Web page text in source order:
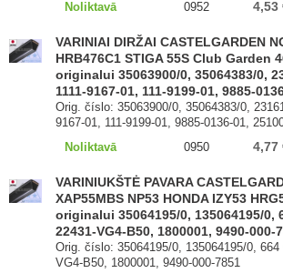
Noliktavā
0952 4,53
VARINIAI DIRŽAI CASTELGARDEN
HRB476C1 STIGA 55S Club Garden
originalui 35063900/0, 35064383/0,
1111-9167-01, 111-9199-01, 9885-
Orig. číslo: 35063900/0, 35064383/0,
9167-01, 111-9199-01, 9885-0136-01,
Noliktavā
0950 4,77
VARINIUKŠTĖ PAVARA
XAP55MBS NP53 HONDA IZY53
originalui 35064195/0, 135064195/0,
22431-VG4-B50, 1800001, 9490-000-
Orig. číslo: 35064195/0, 135064195/0, 664
VG4-B50, 1800001, 9490-000-7851